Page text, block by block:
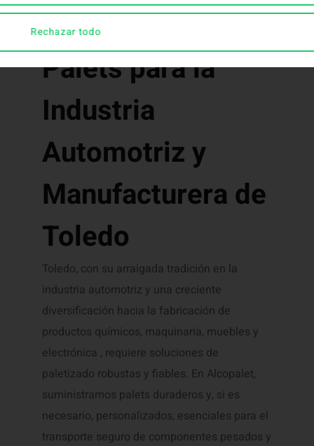
Rechazar todo
Palets para la
Industria
Automotriz y
Manufacturera de
Toledo
Toledo, con su arraigada tradición en la
industria automotriz y una creciente
diversificación hacia la fabricación de
productos químicos, maquinaria, muebles y
electrónica , requiere soluciones de
paletizado robustas y fiables. En Alcopalet,
suministramos palets duraderos y, si es
necesario, personalizados, esenciales para el
transporte seguro de componentes pesados y